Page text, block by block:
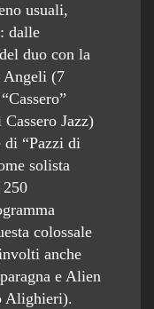
usuali,
dalle
duo con la
Angeli (7
Jazz)
di “Pazzi di
solista
250
colossale
anche
e Alien
Alighieri).